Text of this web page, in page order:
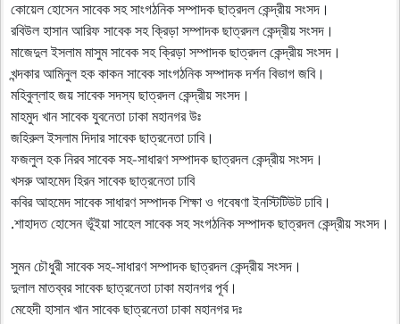
কোয়েল হোসেন সাবেক সহ সাংগঠনিক সম্পাদক ছাত্রদল কেন্দ্রীয় সংসদ।
রবিউল হাসান আরিফ সাবেক সহ ক্রিড়া সম্পাদক ছাত্রদল কেন্দ্রীয় সংসদ।
মাজেদুল ইসলাম মাসুম সাবেক সহ ক্রিড়া সম্পাদক ছাত্রদল কেন্দ্রীয় সংসদ।
খন্দকার আমিনুল হক কাকন সাবেক সাংগঠনিক সম্পাদক দর্শন বিভাগ জবি।
মহিবুল্লাহ জয় সাবেক সদস্য ছাত্রদল কেন্দ্রীয় সংসদ।
মাহমুদ খান সাবেক যুবনেতা ঢাকা মহানগর উঃ
জহিরুল ইসলাম দিদার সাবেক ছাত্রনেতা ঢাবি।
ফজলুল হক নিরব সাবেক সহ-সাধারণ সম্পাদক ছাত্রদল কেন্দ্রীয় সংসদ।
খসরু আহমেদ হিরন সাবেক ছাত্রনেতা ঢাবি
কবির আহমেদ সাবেক সাধারণ সম্পাদক শিক্ষা ও গবেষণা ইনস্টিটিউট ঢাবি।
.শাহাদত হোসেন ভূঁইয়া সাহেল সাবেক সহ সংগঠনিক সম্পাদক ছাত্রদল কেন্দ্রীয় সংসদ।
সুমন চৌধুরী সাবেক সহ-সাধারণ সম্পাদক ছাত্রদল কেন্দ্রীয় সংসদ।
দুলাল মাতব্বর সাবেক ছাত্রনেতা ঢাকা মহানগর পূর্ব।
মেহেদী হাসান খান সাবেক ছাত্রনেতা ঢাকা মহানগর দঃ